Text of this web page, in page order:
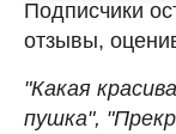
Подписчики
отзывы,
"Какая
пушка",